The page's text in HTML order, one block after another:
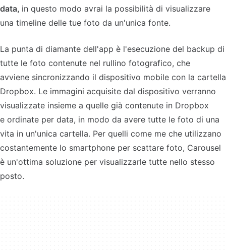
data, in questo modo avrai la possibilità di visualizzare
una timeline delle tue foto da un'unica fonte.
La punta di diamante dell'app è l'esecuzione del backup di
tutte le foto contenute nel rullino fotografico, che
avviene sincronizzando il dispositivo mobile con la cartella
Dropbox. Le immagini acquisite dal dispositivo verranno
visualizzate insieme a quelle già contenute in Dropbox
e ordinate per data, in modo da avere tutte le foto di una
vita in un'unica cartella. Per quelli come me che utilizzano
costantemente lo smartphone per scattare foto, Carousel
è un'ottima soluzione per visualizzarle tutte nello stesso
posto.